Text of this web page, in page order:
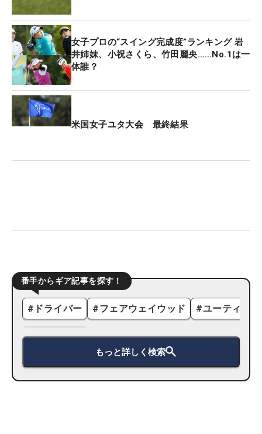
女子プロの“スイング完成度”ランキング 岩
井姉妹、小祝さくら、竹田麗央……No.1は一
体誰？
米国女子ユタ大会 最終結果
番手からギア記事を探す！
# ドライバー #フェアウェイウッド #ユーティリ
もっと詳しく検索